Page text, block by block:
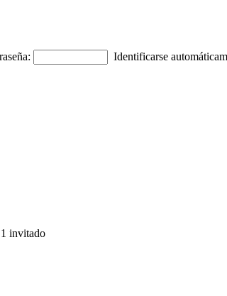
Identificarse
invitado